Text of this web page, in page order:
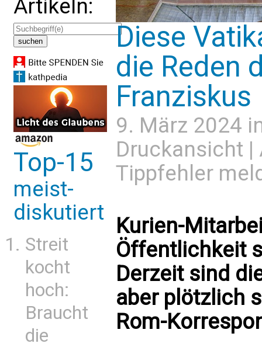
Artikeln:
Top-15
meist-
diskutiert
Streit
kocht
hoch:
Braucht
die
Diese
die Reden
Franziskus
9. März 2024
Druckansicht |
Tippfehler
Kurien-
Öffentlichkeit
Derzeit sind
aber plötzlich
Rom-